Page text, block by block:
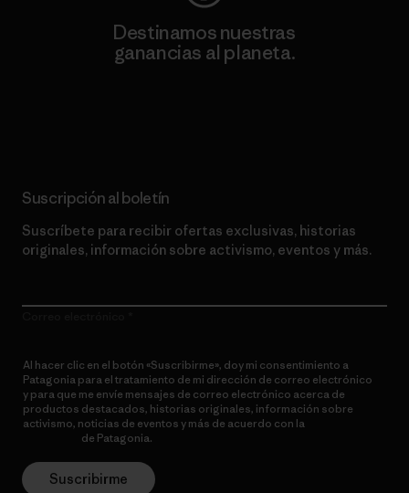
Destinamos nuestras
ganancias al planeta.
Suscripción al boletín
Suscríbete para recibir ofertas exclusivas, historias
originales, información sobre activismo, eventos y más.
Al hacer clic en el botón «Suscribirme», doy mi consentimiento a
Patagonia para el tratamiento de mi dirección de correo electrónico
y para que me envíe mensajes de correo electrónico acerca de
productos destacados, historias originales, información sobre
activismo, noticias de eventos y más de acuerdo con la
de Patagonia.
Suscribirme